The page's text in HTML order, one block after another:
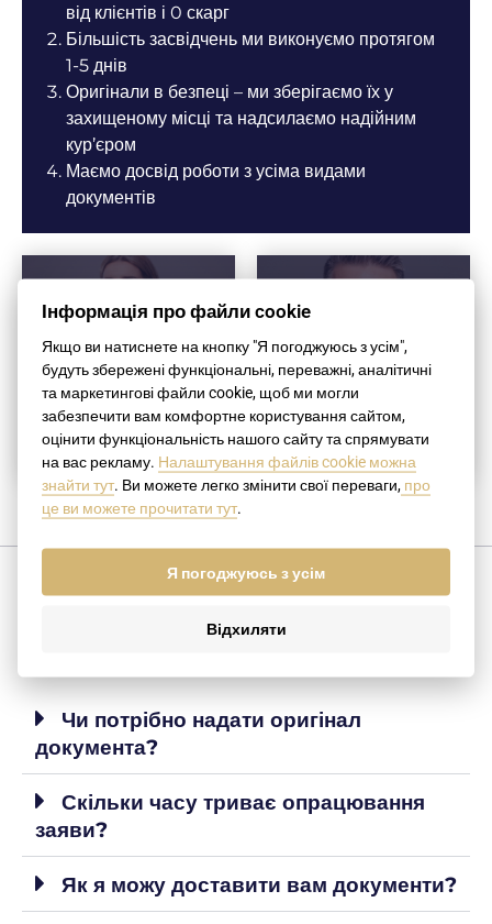
від клієнтів і 0 скарг
Більшість засвідчень ми виконуємо протягом
1-5 днів
Оригінали в безпеці – ми зберігаємо їх у
захищеному місці та надсилаємо надійним
кур’єром
Маємо досвід роботи з усіма видами
документів
JUDr. Veronika
Michalíková, MBA
Matej Michalík
Поширені запитання
Чи потрібно надати оригінал
документа?
Скільки часу триває опрацювання
заяви?
Як я можу доставити вам документи?
Інформація про файли cookie
Якщо ви натиснете на кнопку "Я погоджуюсь з усім",
будуть збережені функціональні, переважні, аналітичні
та маркетингові файли cookie, щоб ми могли
забезпечити вам комфортне користування сайтом,
оцінити функціональність нашого сайту та спрямувати
на вас рекламу. Налаштування файлів cookie можна
знайти тут. Ви можете легко змінити свої переваги, про
це ви можете прочитати тут.
Я погоджуюсь з усім
Відхиляти